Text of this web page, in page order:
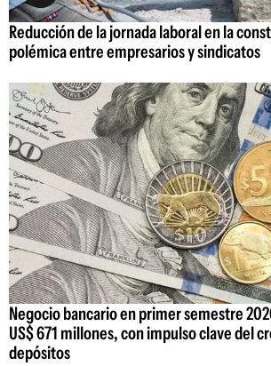
Reducción de la jornada laboral en la
polémica entre empresarios y sindicatos
Negocio bancario en primer semestre
US$ 671 millones, con impulso clave del
depósitos